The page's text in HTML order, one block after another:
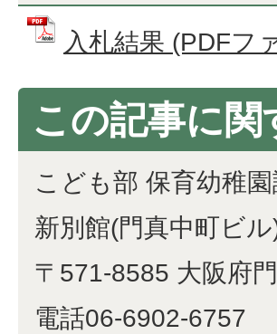
入札結果 (PDFフ
この記事に
こども部 保育幼稚
新別館(門真中町ビ
〒571-8585 大阪府
電話06-6902-6757